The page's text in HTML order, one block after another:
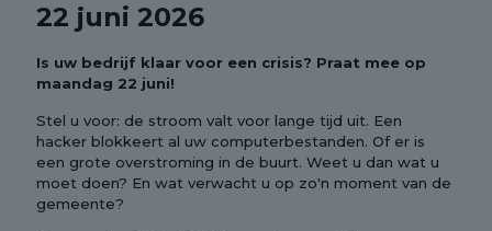
22 juni 2026
Is uw bedrijf klaar voor een crisis? Praat mee op
maandag 22 juni!
Stel u voor: de stroom valt voor lange tijd uit. Een
hacker blokkeert al uw computerbestanden. Of er is
een grote overstroming in de buurt. Weet u dan wat u
moet doen? En wat verwacht u op zo'n moment van de
gemeente?